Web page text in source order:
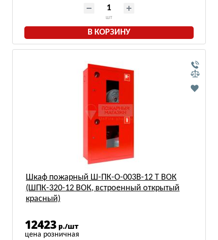
шт
В КОРЗИНУ
Шкаф пожарный Ш-ПК-О-003В-12 Т ВОК
(ШПК-320-12 ВОК, встроенный открытый
красный)
12423 р./шт